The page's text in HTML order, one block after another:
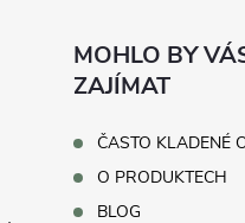
MOHLO BY
ZAJÍMAT
ČASTO KLADENÉ
O PRODUKTECH
BLOG